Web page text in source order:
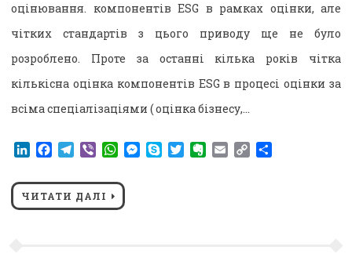
оцінювання. компонентів ESG в рамках оцінки, але
чітких стандартів з цього приводу ще не було
розроблено. Проте за останні кілька років чітка
кількісна оцінка компонентів ESG в процесі оцінки за
всіма спеціалізаціями ( оцінка бізнесу,…
LinkedIn
Facebook
Telegram
ViberWhatsApp
Messenger
SkypeTwitterEvernote
EmailCopy
ЧИТАТИ ДАЛІ